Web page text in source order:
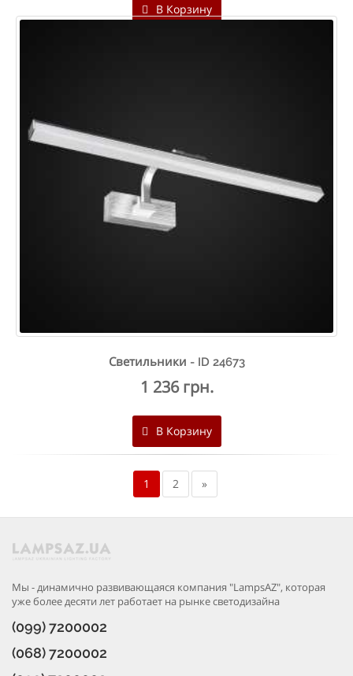
В Корзину
Светильники - ID 24673
1 236 грн.
В Корзину
1 2 »
Мы - динамично развивающаяся компания "LampsAZ", которая
уже более десяти лет работает на рынке светодизайна
(099) 7200002
(068) 7200002